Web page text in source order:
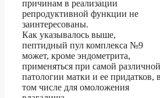
причинам в реализации
репродуктивной функции не
заинтересованы.
Как указывалось выше,
пептидный пул комплекса №9
может, кроме эндометрита,
применяться при самой различной
патологии матки и ее придатков, в
том числе для омоложения